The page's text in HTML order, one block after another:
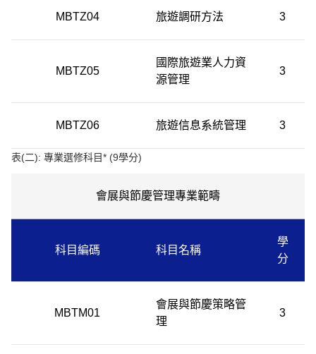
MBTZ04 旅遊調研方法 3
MBTZ05
國際旅遊業人力資
源管理
3
MBTZ06 旅遊信息系統管理 3
表(二): 專業選修科目* (9學分)
會展與節慶管理專業範疇
科目編碼 科目名稱
學
分
MBTM01
會展與節慶策略管
理
3